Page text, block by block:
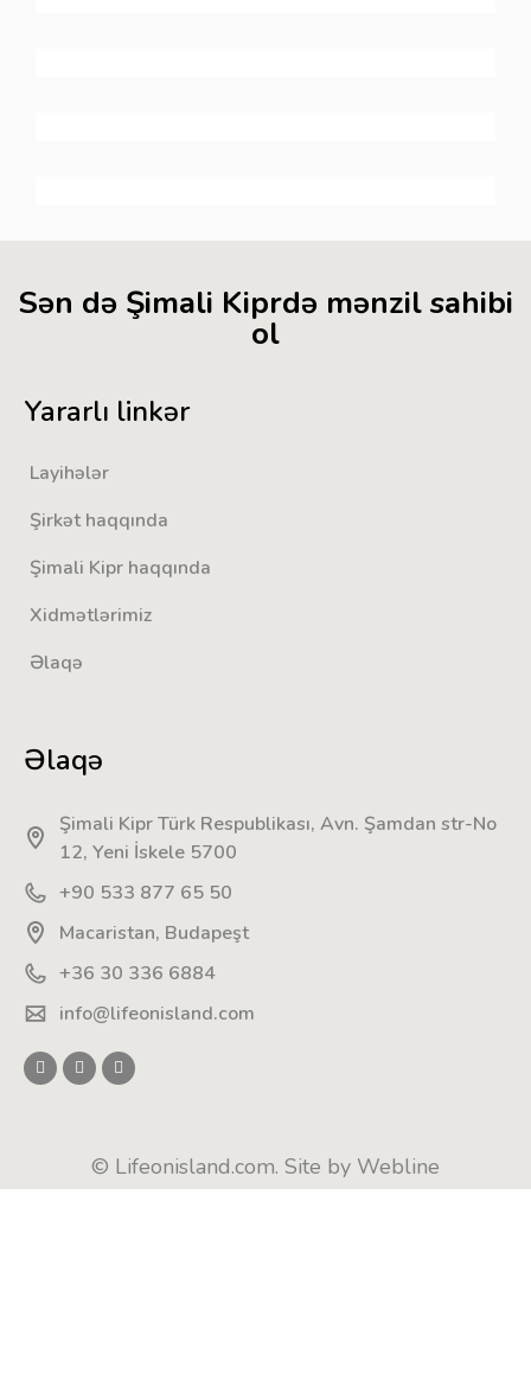
Sən də Şimali Kiprdə mənzil sahibi
ol
Yararlı linkər
Layihələr
Şirkət haqqında
Şimali Kipr haqqında
Xidmətlərimiz
Əlaqə
Əlaqə
Şimali Kipr Türk Respublikası, Avn. Şamdan str-No
12, Yeni İskele 5700
+90 533 877 65 50
Macaristan, Budapeşt
+36 30 336 6884
info@lifeonisland.com
© Lifeonisland.com. Site by Webline